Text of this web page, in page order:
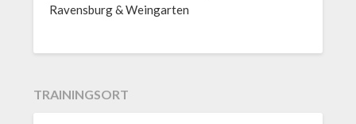
Ravensburg & Weingarten
TRAININGSORT